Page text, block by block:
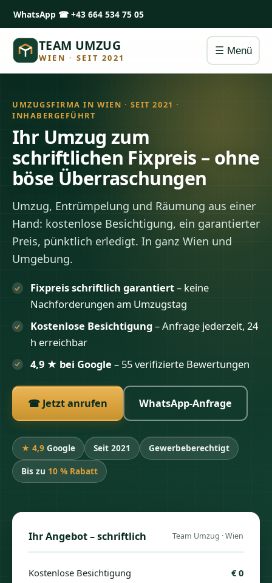
WhatsApp ☎ +43 664 534 75 05
TEAM UMZUG
WIEN · SEIT 2021
☰ Menü
UMZUGSFIRMA IN WIEN · SEIT 2021 ·
INHABERGEFÜHRT
Ihr Umzug zum
schriftlichen Fixpreis – ohne
böse Überraschungen
Umzug, Entrümpelung und Räumung aus einer
Hand: kostenlose Besichtigung, ein garantierter
Preis, pünktlich erledigt. In ganz Wien und
Umgebung.
Fixpreis schriftlich garantiert– keine
Nachforderungen am Umzugstag
Kostenlose Besichtigung– Anfrage jederzeit, 24
h erreichbar
4,9 ★ bei Google – 55 verifizierte Bewertungen
☎ Jetzt anrufen WhatsApp-Anfrage
★ 4,9 Google Seit 2021
Gewerbeberechtigt
Bis zu 10 % Rabatt
Ihr Angebot – schriftlich Team Umzug · Wien
Kostenlose Besichtigung
€ 0